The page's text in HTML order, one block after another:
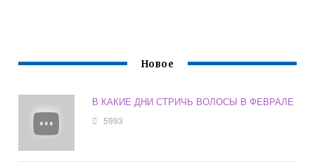
Новое
В КАКИЕ ДНИ СТРИЧЬ ВОЛОСЫ В ФЕВРАЛЕ
5993